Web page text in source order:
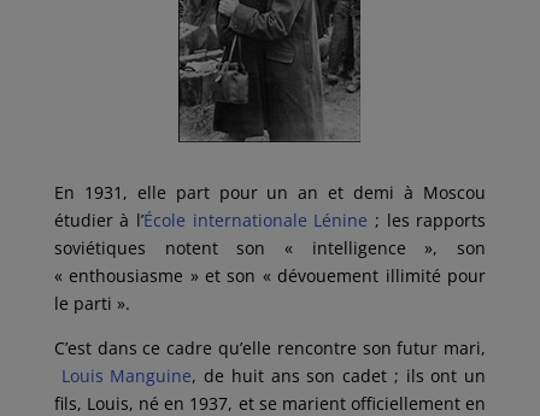
En 1931, elle part pour un an et demi à Moscou
étudier à l’École internationale Lénine ; les rapports
soviétiques notent son « intelligence », son
« enthousiasme » et son « dévouement illimité pour
le parti ».
C’est dans ce cadre qu’elle rencontre son futur mari,
Louis Manguine, de huit ans son cadet ; ils ont un
fils, Louis, né en 1937, et se marient officiellement en